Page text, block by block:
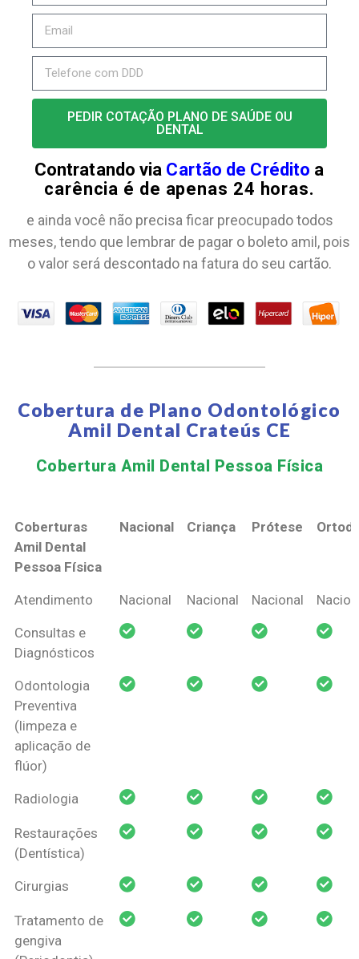
PEDIR COTAÇÃO PLANO DE SAÚDE OU
DENTAL
Contratando via Cartão de Crédito a
carência é de apenas 24 horas.
e ainda você não precisa ficar preocupado todos
meses, tendo que lembrar de pagar o boleto amil, pois
o valor será descontado na fatura do seu cartão.
Cobertura de Plano Odontológico
Amil Dental Crateús CE
Cobertura Amil Dental Pessoa Física​
Coberturas
Amil Dental
Pessoa Física
Nacional Criança Prótese
Coberturas
Pessoa Física
Nacional Criança Prótese
Atendimento Nacional Nacional Nacional
Consultas e
Diagnósticos
Odontologia
Preventiva
(limpeza e
aplicação de
flúor)
Radiologia
Restaurações
(Dentística)
Cirurgias
Tratamento de
gengiva